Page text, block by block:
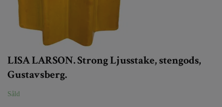
LISA LARSON. Strong Ljusstake, stengods,
Gustavsberg.
Såld